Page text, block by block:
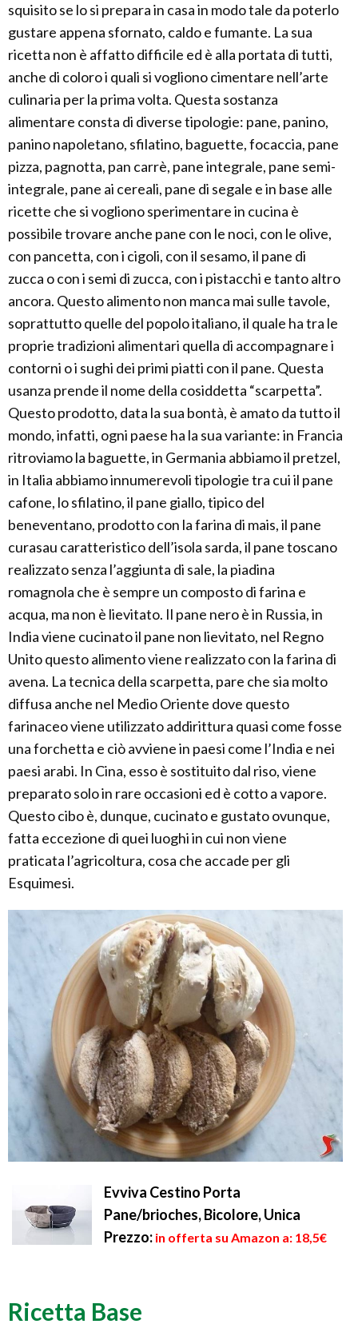
squisito se lo si prepara in casa in modo tale da poterlo
gustare appena sfornato, caldo e fumante. La sua
ricetta non è affatto difficile ed è alla portata di tutti,
anche di coloro i quali si vogliono cimentare nell’arte
culinaria per la prima volta. Questa sostanza
alimentare consta di diverse tipologie: pane, panino,
panino napoletano, sfilatino, baguette, focaccia, pane
pizza, pagnotta, pan carrè, pane integrale, pane semi-
integrale, pane ai cereali, pane di segale e in base alle
ricette che si vogliono sperimentare in cucina è
possibile trovare anche pane con le noci, con le olive,
con pancetta, con i cigoli, con il sesamo, il pane di
zucca o con i semi di zucca, con i pistacchi e tanto altro
ancora. Questo alimento non manca mai sulle tavole,
soprattutto quelle del popolo italiano, il quale ha tra le
proprie tradizioni alimentari quella di accompagnare i
contorni o i sughi dei primi piatti con il pane. Questa
usanza prende il nome della cosiddetta “scarpetta”.
Questo prodotto, data la sua bontà, è amato da tutto il
mondo, infatti, ogni paese ha la sua variante: in Francia
ritroviamo la baguette, in Germania abbiamo il pretzel,
in Italia abbiamo innumerevoli tipologie tra cui il pane
cafone, lo sfilatino, il pane giallo, tipico del
beneventano, prodotto con la farina di mais, il pane
curasau caratteristico dell’isola sarda, il pane toscano
realizzato senza l’aggiunta di sale, la piadina
romagnola che è sempre un composto di farina e
acqua, ma non è lievitato. Il pane nero è in Russia, in
India viene cucinato il pane non lievitato, nel Regno
Unito questo alimento viene realizzato con la farina di
avena. La tecnica della scarpetta, pare che sia molto
diffusa anche nel Medio Oriente dove questo
farinaceo viene utilizzato addirittura quasi come fosse
una forchetta e ciò avviene in paesi come l’India e nei
paesi arabi. In Cina, esso è sostituito dal riso, viene
preparato solo in rare occasioni ed è cotto a vapore.
Questo cibo è, dunque, cucinato e gustato ovunque,
fatta eccezione di quei luoghi in cui non viene
praticata l’agricoltura, cosa che accade per gli
Esquimesi.
Evviva Cestino Porta
Pane/brioches, Bicolore, Unica
Prezzo: in offerta su Amazon a: 18,5€
Ricetta Base